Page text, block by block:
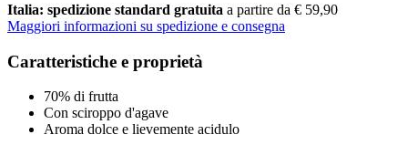
Italia: spedizione standard gratuita a partire da € 59,90
Maggiori informazioni su spedizione e consegna
Caratteristiche e proprietà
70% di frutta
Con sciroppo d'agave
Aroma dolce e lievemente acidulo